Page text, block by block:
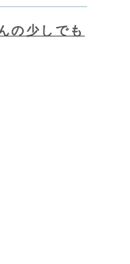
の少しでも